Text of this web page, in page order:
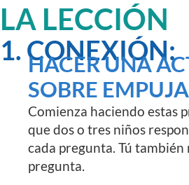
LA LECCIÓN
1. CONEXIÓN:
HACER UNA
SOBRE
Comienza haciendo estas
que dos o tres niños
cada pregunta. Tú también
pregunta.